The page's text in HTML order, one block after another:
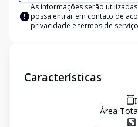
As informações serão
possa entrar em contato de
privacidade e termos de serviço
Características
Área